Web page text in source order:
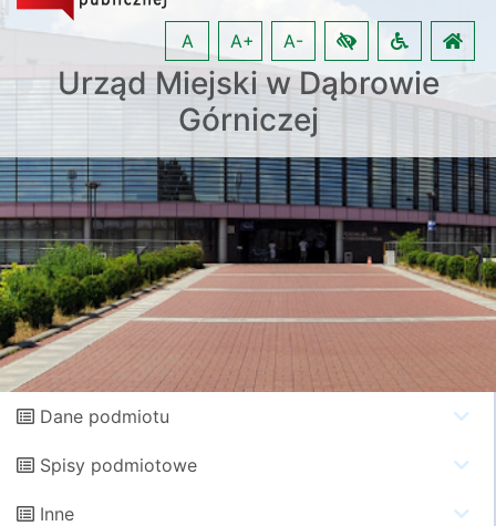
Urząd Miejski w Dąbrowie
Górniczej
A A+ A-
Dane podmiotu
Spisy podmiotowe
Inne